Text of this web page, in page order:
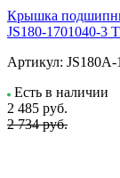
Крышка
JS180-1701040-3
Артикул: JS180A-
Есть в наличии
2 485 руб.
2 734 руб.